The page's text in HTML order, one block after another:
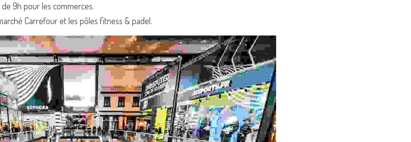
9h pour les commerces.
Carrefour et les pôles fitness & padel.